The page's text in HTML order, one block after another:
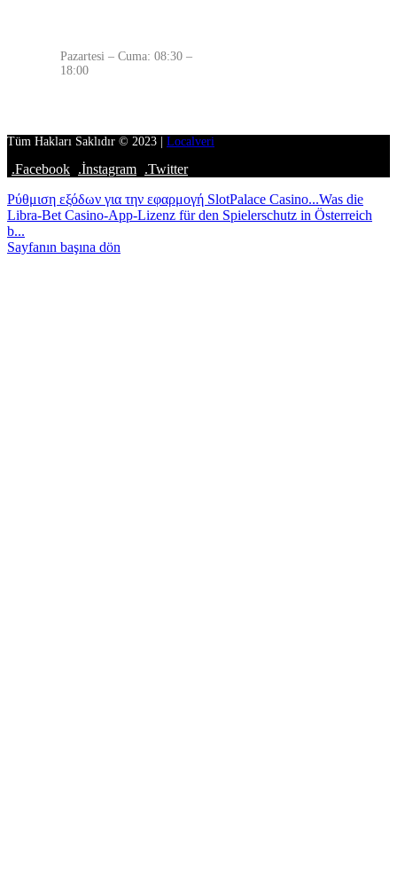
Pazartesi – Cuma: 08:30 –
18:00
Tüm Hakları Saklıdır © 2023 | Localveri
.Facebook .İnstagram .Twitter
Ρύθμιση εξόδων για την εφαρμογή SlotPalace Casino...Was die
Libra-Bet Casino-App-Lizenz für den Spielerschutz in Österreich
b...
Sayfanın başına dön